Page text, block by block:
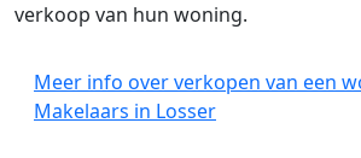
verkoop van hun woning.
Meer info over verkopen van een
Makelaars in Losser